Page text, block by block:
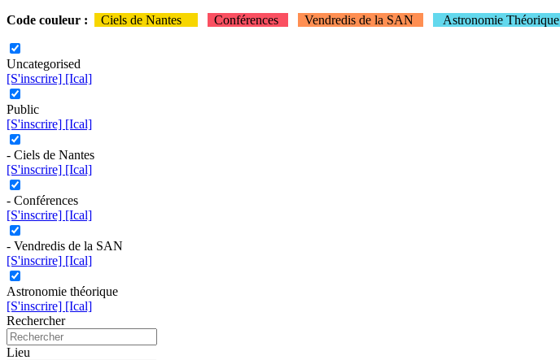
Code couleur :
Ciels de Nantes Conférences Vendredis de la SAN Astronomie Théorique
Uncategorised
[S'inscrire] [Ical]
Public
[S'inscrire] [Ical]
- Ciels de Nantes
[S'inscrire] [Ical]
- Conférences
[S'inscrire] [Ical]
- Vendredis de la SAN
[S'inscrire] [Ical]
Astronomie théorique
[S'inscrire] [Ical]
Rechercher
Lieu